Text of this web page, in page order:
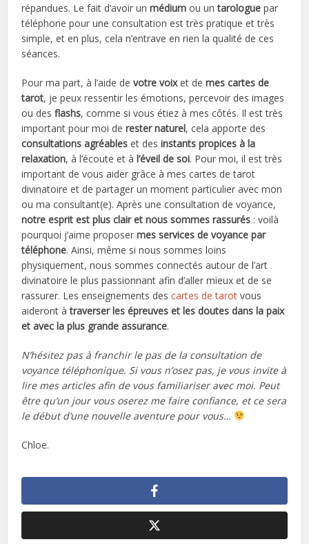
répandues. Le fait d’avoir unmédium ou untarologue par
téléphone pour une consultation est très pratique et très
simple, et en plus, cela n’entrave en rien la qualité de ces
séances.
Pour ma part, à l’aide devotre voixet demes cartes de
tarot, je peux ressentir les émotions, percevoir des images
ou desflashs, comme si vous étiez à mes côtés. Il est très
important pour moi derester naturel, cela apporte des
consultations agréables et des instants propices à la
relaxation, à l’écoute et àl’éveil de soi. Pour moi, il est très
important de vous aider grâce à mes cartes de tarot
divinatoire et de partager un moment particulier avec mon
ou ma consultant(e). Après une consultation de voyance,
notre esprit est plus clair et nous sommes rassurés : voilà
pourquoi j’aime proposer mes services de voyance par
téléphone. Ainsi, même si nous sommes loins
physiquement, nous sommes connectés autour de l’art
divinatoire le plus passionnant afin d’aller mieux et de se
rassurer. Les enseignements descartes de tarot vous
aideront àtraverser les épreuves et les doutes dans la paix
et avec la plus grande assurance.
N’hésitez pas à franchir le pas de la consultation de
voyance téléphonique. Si vous n’osez pas, je vous invite à
lire mes articles afin de vous familiariser avec moi. Peut
être qu’un jour vous oserez me faire confiance, et ce sera
le début d’une nouvelle aventure pour vous…
Chloe.